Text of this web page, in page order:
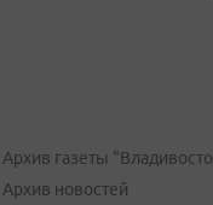
Архив газеты
Архив новостей